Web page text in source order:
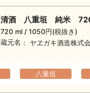
清酒 八重垣 純米
720 ml
1050円(税抜き)
蔵元名
ヤヱガキ酒造株式
八重垣